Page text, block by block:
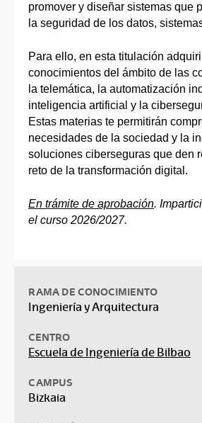
promover y diseñar sistemas que
la seguridad de los datos,
Para ello, en esta titulación
conocimientos del ámbito de las
la telemática, la automatización
inteligencia artificial y la
Estas materias te permitirán
necesidades de la sociedad y la
soluciones ciberseguras que den
reto de la transformación digital.
En trámite de aprobación.
el curso 2026/2027.
RAMA DE CONOCIMIENTO
Ingeniería y Arquitectura
CENTRO
Escuela de Ingeniería de Bilbao
CAMPUS
Bizkaia